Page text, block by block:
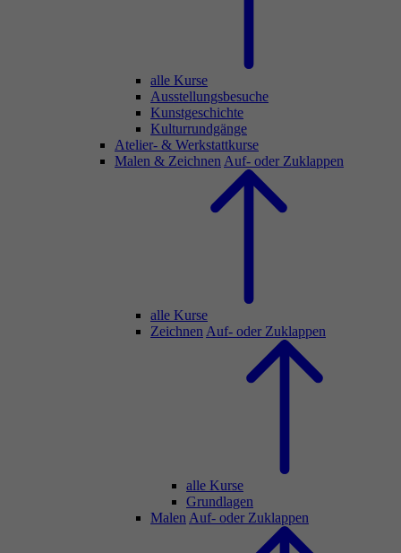
alle Kurse
Ausstellungsbesuche
Kunstgeschichte
Kulturrundgänge
Atelier- & Werkstattkurse
Malen & Zeichnen Auf- oder Zuklappen
alle Kurse
Zeichnen Auf- oder Zuklappen
alle Kurse
Grundlagen
Malen Auf- oder Zuklappen